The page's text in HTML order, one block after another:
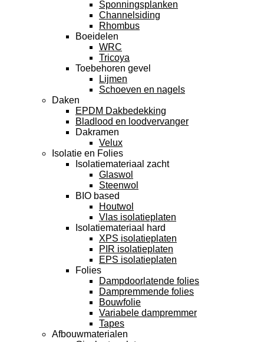
Sponningsplanken
Channelsiding
Rhombus
Boeidelen
WRC
Tricoya
Toebehoren gevel
Lijmen
Schoeven en nagels
Daken
EPDM Dakbedekking
Bladlood en loodvervanger
Dakramen
Velux
Isolatie en Folies
Isolatiemateriaal zacht
Glaswol
Steenwol
BIO based
Houtwol
Vlas isolatieplaten
Isolatiemateriaal hard
XPS isolatieplaten
PIR isolatieplaten
EPS isolatieplaten
Folies
Dampdoorlatende folies
Dampremmende folies
Bouwfolie
Variabele dampremmer
Tapes
Afbouwmaterialen